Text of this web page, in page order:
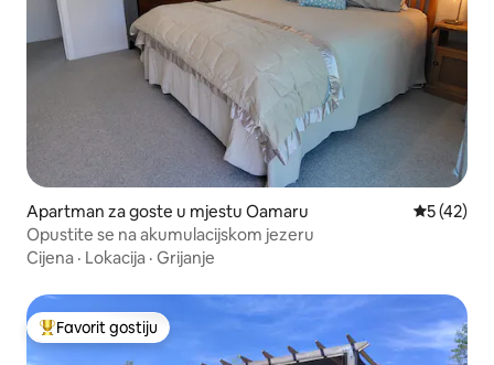
Apartman za goste u mjestu Oamaru Prosječna
5 (42)
Opustite se na akumulacijskom jezeru
Cijena · Lokacija · Grijanje
Glavni favorit gostiju
Favorit gostiju